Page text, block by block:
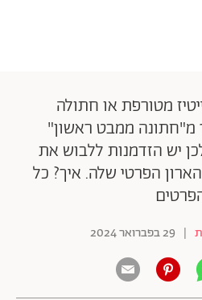
מטורפת או חתולה
מ"חתונה ממבט ראשון"
יש הזדמנות ללבוש את
הפרטי שלה. איך? כל
| 29 בפברואר 2024